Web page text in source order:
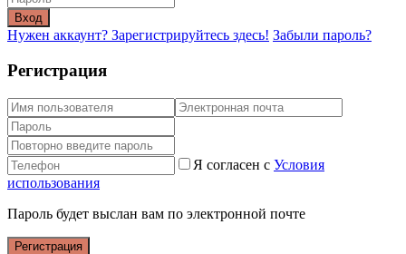
Вход
Нужен аккаунт? Зарегистрируйтесь здесь! Забыли пароль?
Регистрация
Я согласен с Условия
использования
Пароль будет выслан вам по электронной почте
Регистрация